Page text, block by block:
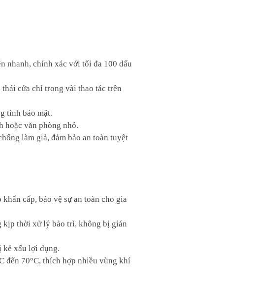
nhanh, chính xác với tối đa 100 dấu
cửa chỉ trong vài thao tác trên
tính bảo mật.
hoặc văn phòng nhỏ.
làm giả, đảm bảo an toàn tuyệt
cấp, bảo vệ sự an toàn cho gia
kịp thời xử lý bảo trì, không bị gián
kẻ xấu lợi dụng.
đến 70°C, thích hợp nhiều vùng khí